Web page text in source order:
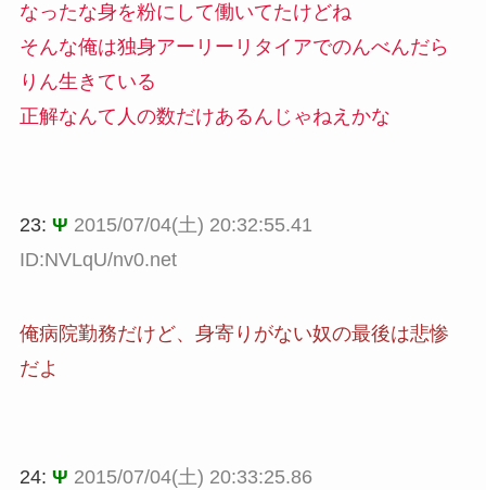
なったな身を粉にして働いてたけどね
そんな俺は独身アーリーリタイアでのんべんだら
りん生きている
正解なんて人の数だけあるんじゃねえかな
23: Ψ 2015/07/04(土) 20:32:55.41
ID:NVLqU/nv0.net
俺病院勤務だけど、身寄りがない奴の最後は悲惨
だよ
24: Ψ 2015/07/04(土) 20:33:25.86